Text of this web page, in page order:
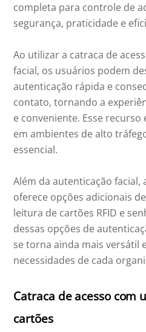
completa para controle de
segurança, praticidade e
Ao utilizar a catraca de
facial, os usuários podem
autenticação rápida e
contato, tornando a
e conveniente. Esse
em ambientes de alto
essencial.
Além da autenticação facial,
oferece opções adicionais
leitura de cartões RFID e
dessas opções de
se torna ainda mais versátil
necessidades de cada
Catraca de acesso com
cartões